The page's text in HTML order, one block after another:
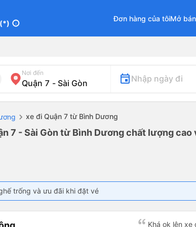
info
Đơn hàng của tôiMở
Nơi đến
Nhập ngày đi
xe đi Quận 7 từ Bình Dương
7 - Sài Gòn từ Bình Dương chất lượng cao
trống và ưu đãi khi đặt vé
Khá ok lên xe